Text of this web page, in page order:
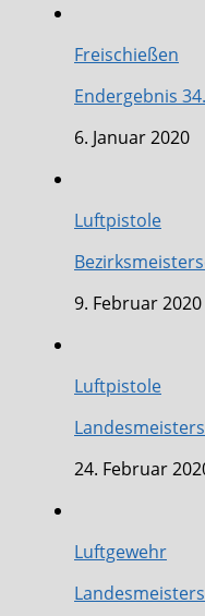
Freischießen
Endergebnis
6. Januar 2020
Luftpistole
9. Februar 2020
Luftpistole
24. Februar
Luftgewehr